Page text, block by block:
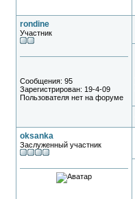
rondine
Участник
Сообщения: 95
Зарегистрирован: 19-4-09
Пользователя нет на форуме
oksanka
Заслуженный участник